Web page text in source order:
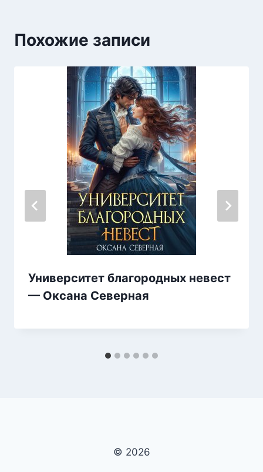
Похожие записи
Университет благородных невест
— Оксана Северная
© 2026